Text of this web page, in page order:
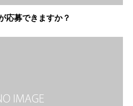
応募できますか？